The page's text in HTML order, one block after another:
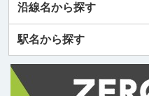
沿線名から探す
駅名から探す